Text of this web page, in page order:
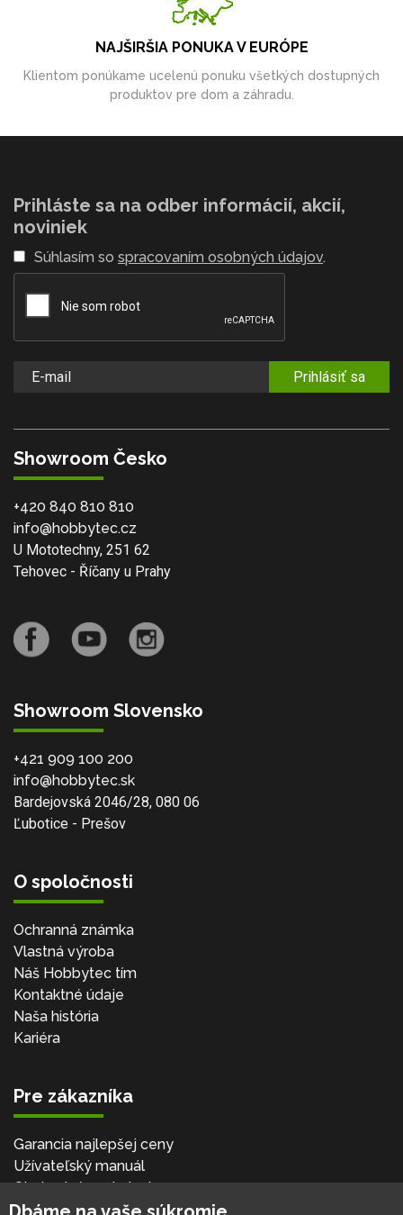
NAJŠIRŠIA PONUKA V EURÓPE
Klientom ponúkame ucelenú ponuku všetkých dostupných
produktov pre dom a záhradu.
Prihláste sa na odber informácií, akcií,
noviniek
Súhlasím so spracovaním osobných údajov.
Prihlásiť sa
Showroom Česko
+420 840 810 810
info@hobbytec.cz
U Mototechny, 251 62
Tehovec - Říčany u Prahy
Showroom Slovensko
+421 909 100 200
info@hobbytec.sk
Bardejovská 2046/28, 080 06
Ľubotice - Prešov
O spoločnosti
Ochranná známka
Vlastná výroba
Náš Hobbytec tím
Kontaktné údaje
Naša história
Kariéra
Pre zákazníka
Garancia najlepšej ceny
Užívateľský manuál
Obchodné podmienky
Zákazník & partner